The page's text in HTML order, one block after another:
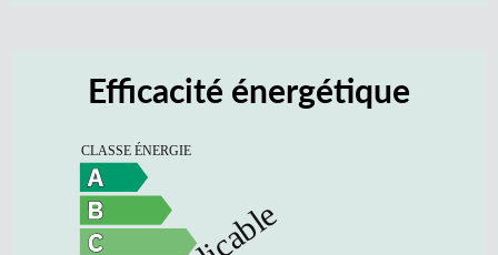
Efficacité énergétique